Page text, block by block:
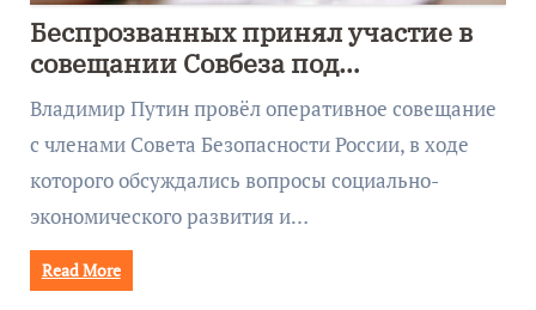
Беспрозванных принял участие в
совещании Совбеза под
руководством Путина
Владимир Путин провёл оперативное совещание
с членами Совета Безопасности России, в ходе
которого обсуждались вопросы социально-
экономического развития и…
Read More